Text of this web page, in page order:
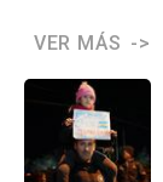
VER MÁS